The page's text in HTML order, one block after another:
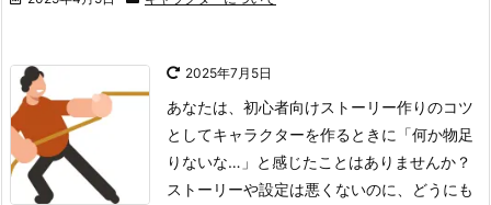
2025年7月5日
あなたは、初心者向けストーリー作りのコツ
としてキャラクターを作るときに「何か物足
りないな…」と感じたことはありませんか？
ストーリーや設定は悪くないのに、どうにも